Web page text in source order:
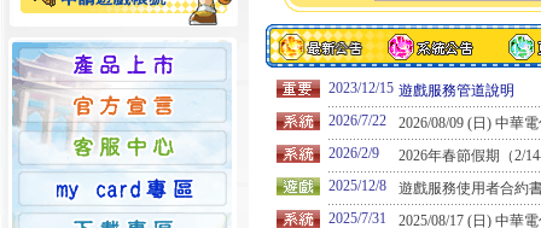
2023/12/15 遊戲服務管道說明
2026/7/22
2026/08/09 (日) 中華
2026/2/9
2026年春節假期（2/
2025/12/8
遊戲服務使用者合約
2025/7/31
2025/08/17 (日) 中華